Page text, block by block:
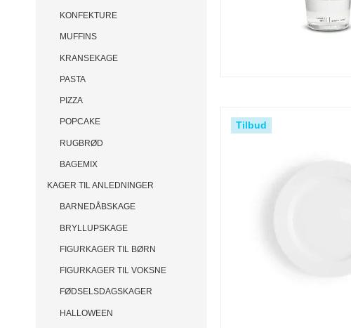
KONFEKTURE
MUFFINS
KRANSEKAGE
PASTA
PIZZA
POPCAKE
RUGBRØD
BAGEMIX
KAGER TIL ANLEDNINGER
BARNEDÅBSKAGE
BRYLLUPSKAGE
FIGURKAGER TIL BØRN
FIGURKAGER TIL VOKSNE
FØDSELSDAGSKAGER
HALLOWEEN
Tilbud